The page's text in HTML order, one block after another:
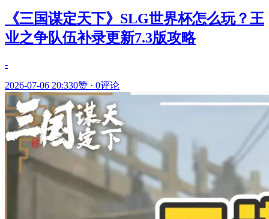
《三国谋定天下》SLG世界杯怎么玩？王
业之争队伍补录更新7.3版攻略
-
2026-07-06 20:330赞 · 0评论